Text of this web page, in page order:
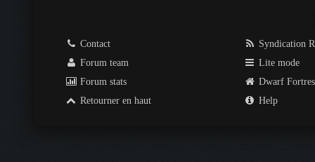
Contact
Forum team
Forum stats
Retourner en haut
Syndication
Lite mode
Dwarf
Help